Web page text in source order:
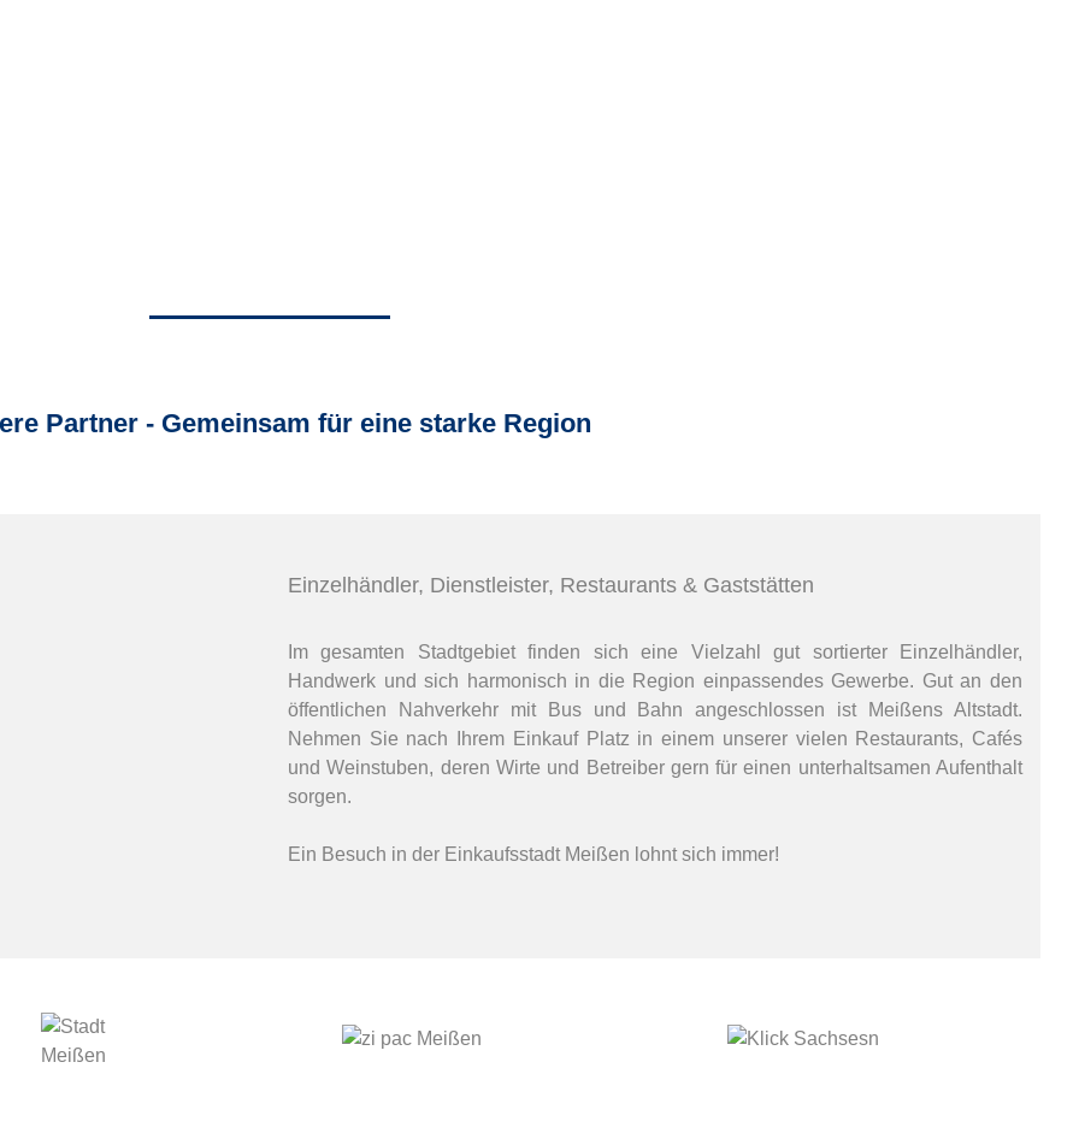
Partner - Gemeinsam für eine starke Region
Einzelhändler, Dienstleister, Restaurants & Gaststätten
Im gesamten Stadtgebiet finden sich eine Vielzahl gut sortierter Einzelhändler,
Handwerk und sich harmonisch in die Region einpassendes Gewerbe. Gut an den
öffentlichen Nahverkehr mit Bus und Bahn angeschlossen ist Meißens Altstadt.
Nehmen Sie nach Ihrem Einkauf Platz in einem unserer vielen Restaurants, Cafés
und Weinstuben, deren Wirte und Betreiber gern für einen unterhaltsamen Aufenthalt
sorgen.
Ein Besuch in der Einkaufsstadt Meißen lohnt sich immer!